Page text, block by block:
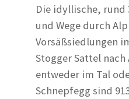
Die idyllische, rund
und Wege durch
Vorsäßsiedlungen
Stogger Sattel
entweder im Tal
Schnepfegg sind